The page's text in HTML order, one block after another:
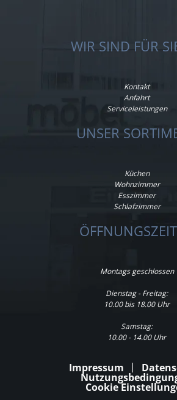
WIR SIND FÜR
Kontakt
Anfahrt
Serviceleistungen
UNSER
Küchen
Wohnzimmer
Esszimmer
Schlafzimmer
Montags geschlossen
Dienstag - Freitag:
10.00 bis 18.00 Uhr
Samstag:
10.00 - 14.00 Uhr
Impressum
Cookie